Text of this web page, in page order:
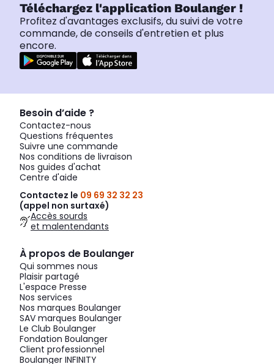
Téléchargez l'application Boulanger !
Profitez d'avantages exclusifs, du suivi de votre
commande, de conseils d'entretien et plus
encore.
Besoin d’aide ?
Contactez-nous
Questions fréquentes
Suivre une commande
Nos conditions de livraison
Nos guides d'achat
Centre d'aide
Contactez le 09 69 32 32 23
(appel non surtaxé)
Accès sourds
et malentendants
À propos de Boulanger
Qui sommes nous
Plaisir partagé
L'espace Presse
Nos services
Nos marques Boulanger
SAV marques Boulanger
Le Club Boulanger
Fondation Boulanger
Client professionnel
Boulanger INFINITY